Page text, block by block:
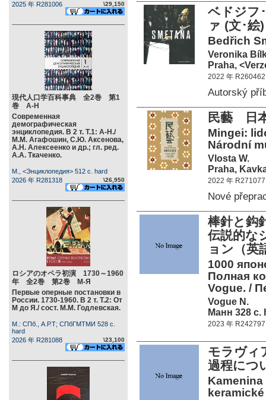
2025 年 R281006
\29,150
現代人口学百科事典 全2巻 第1
巻 А-Н
Современная
демографическая
энциклопедия. В 2 т. Т.1: А-Н./
М.М. Агафошин, С.Ю. Аксенова,
А.Н. Алексеенко и др.; гл. ред.
А.А. Ткаченко.
М., <Энциклопедия> 512 c. hard
2026 年 R281318
\26,950
ロシアのオペラ初演 1730～1960
年 全2巻 第2巻 М-Я
Первые оперные постановки в
России. 1730-1960. В 2 т. Т.2: От
М до Я./ сост. М.М. Годлевская.
М.: СПб., А.Р.Т; СПбГМТМИ 528 c.
hard
2026 年 R281088
\23,100
ベドジフ
ァ (文･
Bedřich
Veronika
Praha,
2022 年 R260462
Autorský
民藝 日
Mingei:
Národní
Vlosta W.
Praha,
2022 年 R271077
Nové
棒針と鈎
伝説的な
ョン（英
1000
Полная
Vogue. /
Vogue N.
Манн 328 c.
2023 年 R242797
モラヴィ
過程につ